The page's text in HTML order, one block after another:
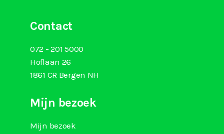
Contact
072 - 201 5000
Hoflaan 26
1861 CR Bergen NH
Mijn bezoek
Mijn bezoek